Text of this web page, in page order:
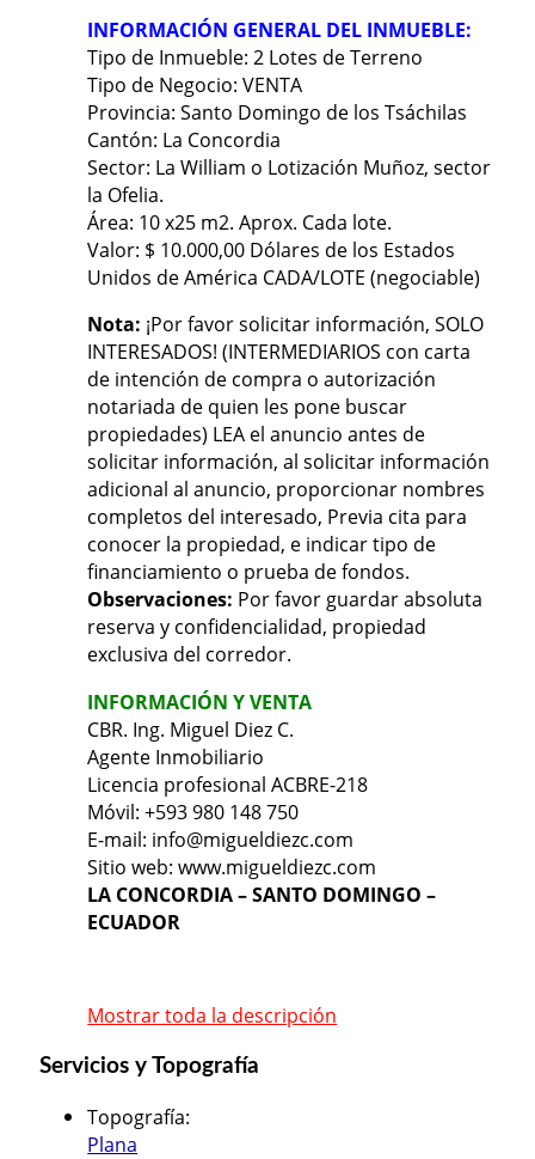
INFORMACIÓN GENERAL DEL INMUEBLE:
Tipo de Inmueble: 2 Lotes de Terreno
Tipo de Negocio: VENTA
Provincia: Santo Domingo de los Tsáchilas
Cantón: La Concordia
Sector: La William o Lotización Muñoz, sector
la Ofelia.
Área: 10 x25 m2. Aprox. Cada lote.
Valor: $ 10.000,00 Dólares de los Estados
Unidos de América CADA/LOTE (negociable)
Nota: ¡Por favor solicitar información, SOLO
INTERESADOS! (INTERMEDIARIOS con carta
de intención de compra o autorización
notariada de quien les pone buscar
propiedades) LEA el anuncio antes de
solicitar información, al solicitar información
adicional al anuncio, proporcionar nombres
completos del interesado, Previa cita para
conocer la propiedad, e indicar tipo de
financiamiento o prueba de fondos.
Observaciones: Por favor guardar absoluta
reserva y confidencialidad, propiedad
exclusiva del corredor.
INFORMACIÓN Y VENTA
CBR. Ing. Miguel Diez C.
Agente Inmobiliario
Licencia profesional ACBRE-218
Móvil: +593 980 148 750
E-mail: info@migueldiezc.com
Sitio web: www.migueldiezc.com
LA CONCORDIA – SANTO DOMINGO –
ECUADOR
Mostrar toda la descripción
Servicios y Topografía
Topografía:
Plana